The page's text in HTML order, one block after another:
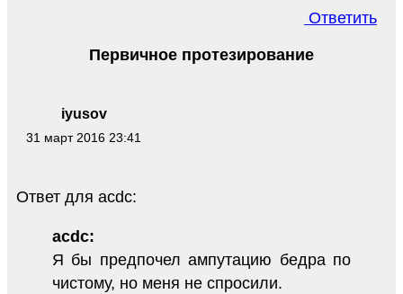
Ответить
iyusov
31 март 2016 23:41
Первичное протезирование
Ответ для acdc:
acdc:
Я бы предпочел ампутацию бедра по
чистому, но меня не спросили.